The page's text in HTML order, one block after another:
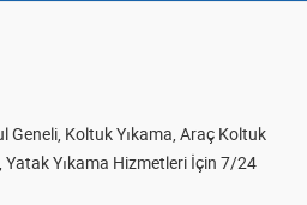
Geneli, Koltuk Yıkama, Araç Koltuk
Yatak Yıkama Hizmetleri İçin 7/24